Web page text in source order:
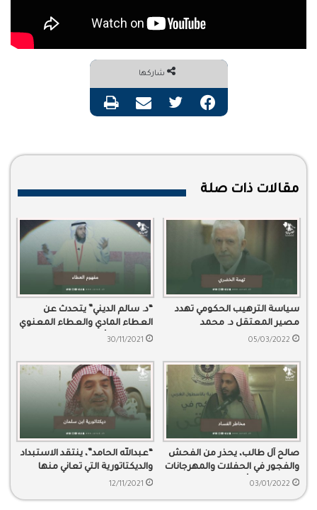
شاركها
فيسبوك تويتر مشاركة عبر البريد طباعة
مقالات ذات صلة
سياسة الترهيب الحكومي تهدد
مصير المعتقل د. محمد
الخضري
05/03/2022
“د. سالم الديني” يتحدث عن
العطاء المادي والعطاء المعنوي
ويشرح عن أهميتها والفرق
30/11/2021
صالح آل طالب، يحذر من الفحش
والفجور في الحفلات والمهرجانات
التي تقام في أرض الحرمين
03/01/2022
“عبدالله الحامد”، ينتقد الاستبداد
والديكتاتورية التي تعاني منها
السلطة في البلاد.
12/11/2021